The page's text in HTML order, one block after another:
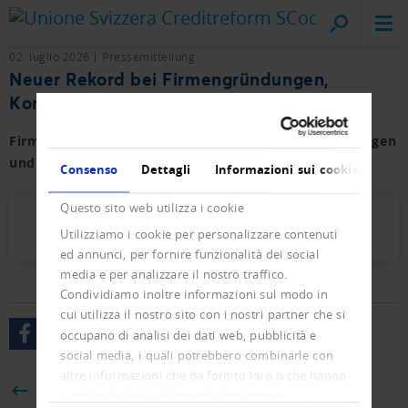
Consenso Dettagli Informazioni sui cookie
Questo sito web utilizza i cookie
Utilizziamo i cookie per personalizzare contenuti
ed annunci, per fornire funzionalità dei social
media e per analizzare il nostro traffico.
Condividiamo inoltre informazioni sul modo in
cui utilizza il nostro sito con i nostri partner che si
occupano di analisi dei dati web, pubblicità e
social media, i quali potrebbero combinarle con
altre informazioni che ha fornito loro o che hanno
Creditreform
sul posto
02. luglio 2026 Pressemitteilung
Neuer Rekord bei Firmengründungen,
Konkurse weiterhin hoch
Firmen- und Privat-Konkurse sowie der Neueintragungen
und Löschungen mit Vorjahresvergleich.
Presseletter_2026_04.pdf (874 KB)